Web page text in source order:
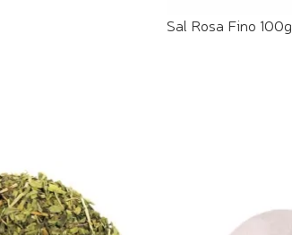
Sal Rosa Fino 100g